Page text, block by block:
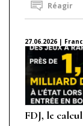
Réagir
27.06.2026 |
FDJ, le